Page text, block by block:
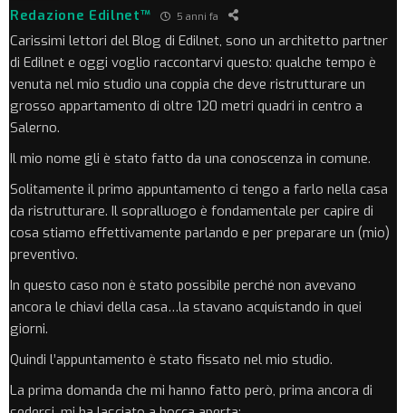
Redazione Edilnet™ 5 anni fa
Carissimi lettori del Blog di Edilnet, sono un architetto partner
di Edilnet e oggi voglio raccontarvi questo: qualche tempo è
venuta nel mio studio una coppia che deve ristrutturare un
grosso appartamento di oltre 120 metri quadri in centro a
Salerno.
Il mio nome gli è stato fatto da una conoscenza in comune.
Solitamente il primo appuntamento ci tengo a farlo nella casa
da ristrutturare. Il sopralluogo è fondamentale per capire di
cosa stiamo effettivamente parlando e per preparare un (mio)
preventivo.
In questo caso non è stato possibile perché non avevano
ancora le chiavi della casa…la stavano acquistando in quei
giorni.
Quindi l’appuntamento è stato fissato nel mio studio.
La prima domanda che mi hanno fatto però, prima ancora di